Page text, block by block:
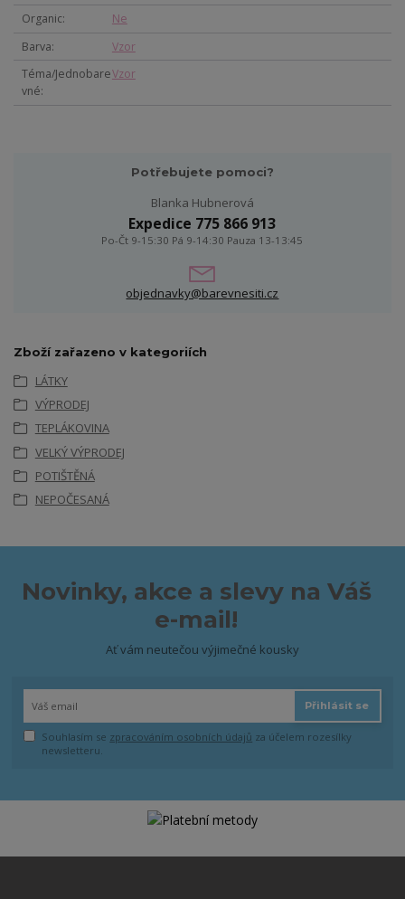
Organic
Ne
Barva
Vzor
Téma/Jednobare
vné
Vzor
Potřebujete pomoci?
Blanka Hubnerová
Expedice 775 866 913
Po-Čt 9-15:30 Pá 9-14:30 Pauza 13-13:45
objednavky@barevnesiti.cz
Zboží zařazeno v kategoriích
LÁTKY
VÝPRODEJ
TEPLÁKOVINA
VELKÝ VÝPRODEJ
POTIŠTĚNÁ
NEPOČESANÁ
Novinky, akce a slevy na Váš
e-mail!
Ať vám neutečou výjimečné kousky
Přihlásit se
Souhlasím se zpracováním osobních údajů za účelem rozesílky
newsletteru.